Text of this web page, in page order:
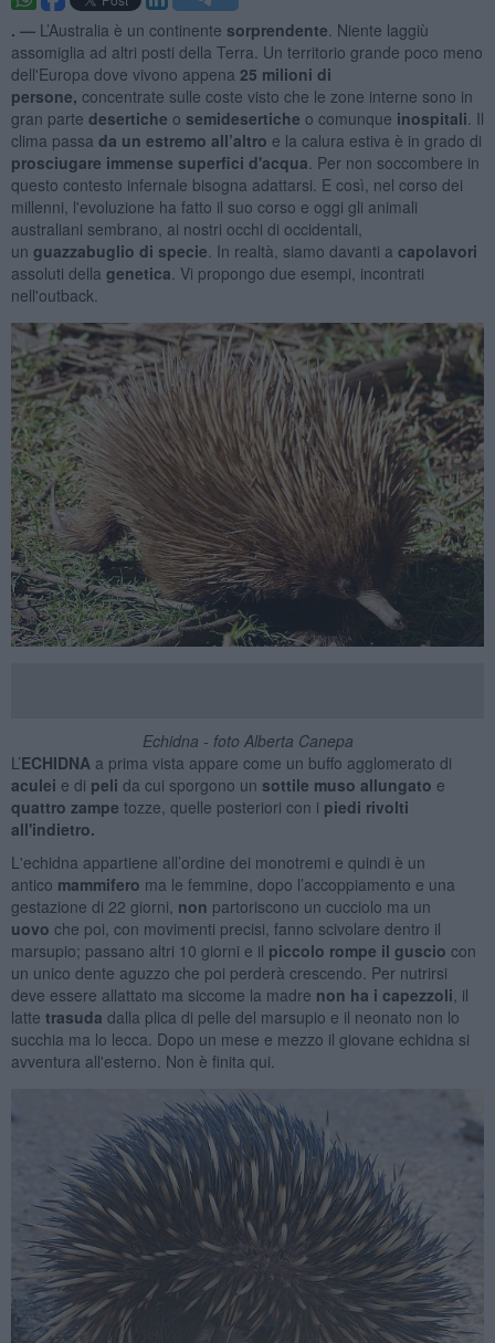
. — L’Australia è un continente sorprendente . Niente laggiù
assomiglia ad altri posti della Terra. Un territorio grande poco meno
dell'Europa dove vivono appena 25 milioni di
persone, concentrate sulle coste visto che le zone interne sono in
gran parte desertiche o semidesertiche o comunque inospitali . Il
clima passa da un estremo all’altro e la calura estiva è in grado di
prosciugare immense superfici d'acqua . Per non soccombere in
questo contesto infernale bisogna adattarsi. E così, nel corso dei
millenni, l'evoluzione ha fatto il suo corso e oggi gli animali
australiani sembrano, ai nostri occhi di occidentali,
un guazzabuglio di specie . In realtà, siamo davanti a capolavori
assoluti della genetica . Vi propongo due esempi, incontrati
nell'outback.
Echidna - foto Alberta Canepa
L’ECHIDNA a prima vista appare come un buffo agglomerato di
aculei e di peli da cui sporgono un sottile muso allungato e
quattro zampe tozze, quelle posteriori con i piedi rivolti
all'indietro.
L'echidna appartiene all’ordine dei monotremi e quindi è un
antico mammifero ma le femmine, dopo l’accoppiamento e una
gestazione di 22 giorni, non partoriscono un cucciolo ma un
uovo che poi, con movimenti precisi, fanno scivolare dentro il
marsupio; passano altri 10 giorni e il piccolo rompe il guscio con
un unico dente aguzzo che poi perderà crescendo. Per nutrirsi
deve essere allattato ma siccome la madre non ha i capezzoli , il
latte trasuda dalla plica di pelle del marsupio e il neonato non lo
succhia ma lo lecca. Dopo un mese e mezzo il giovane echidna si
avventura all'esterno. Non è finita qui.